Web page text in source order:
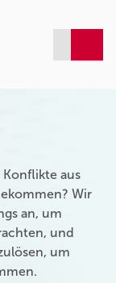
aus
Wir
an, um
und
um